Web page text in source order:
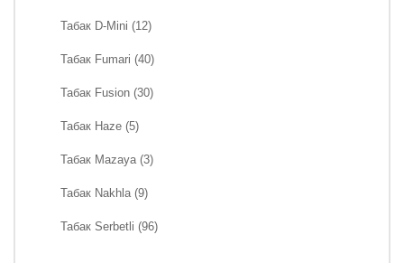
Табак D-Mini (12)
Табак Fumari (40)
Табак Fusion (30)
Табак Haze (5)
Табак Mazaya (3)
Табак Nakhla (9)
Табак Serbetli (96)